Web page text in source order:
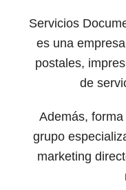
Servicios
es una
postales,
de
Además,
grupo
marketing